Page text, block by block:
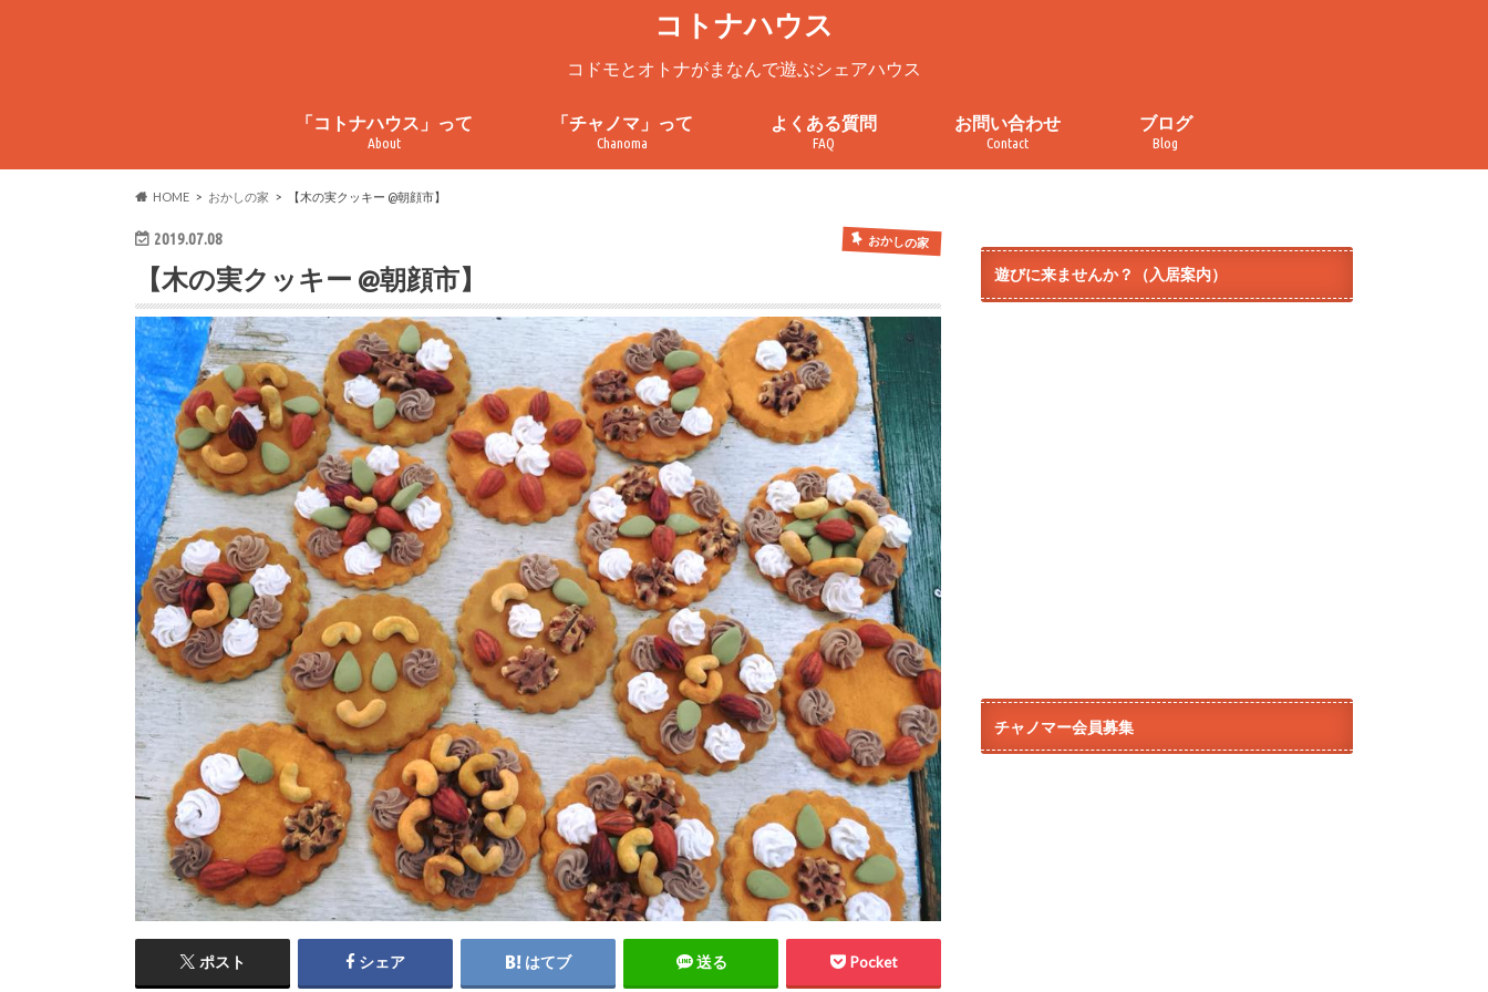
コトナハウス
コドモとオトナがまなんで遊ぶシェアハウス
「コトナハウス」って
About
コトナハウスってこんなところ
コトナハウス物件情報
周辺情報
「チャノマ」って
Chanoma
よくある質問
FAQ
お問い合わせ
Contact
ブログ
Blog
HOME おかしの家 【木の実クッキー @朝顔市】
2019.07.08 おかしの家
【木の実クッキー @朝顔市】
ポスト シェア はてブ 送る Pocket
遊びに来ませんか？（入居案内）
チャノマー会員募集